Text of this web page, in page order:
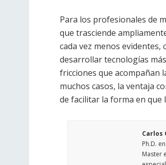
Para los profesionales de
que trasciende
cada vez menos
desarrollar tecnologías
fricciones que acompañan
muchos casos, la ventaja
de facilitar la forma en que
Carlos
Ph.D.
Master